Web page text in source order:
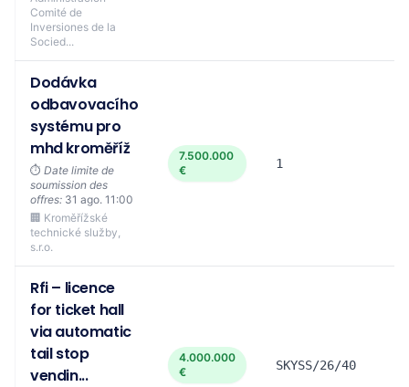
Comité de
Inversiones de la
Socied...
Dodávka
odbavovacího
systému pro
mhd kroměříž
⏱️ Date limite de
soumission des
offres: 31 ago. 11:00
🏢 Kroměřížské
technické služby,
s.r.o.
7.500.000
€
1
Rfi – licence
for ticket hall
via automatic
tail stop
vendin...
4.000.000
€
SKYSS/26/40